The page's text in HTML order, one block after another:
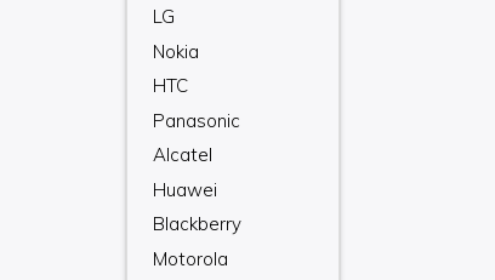
LG
Nokia
HTC
Panasonic
Alcatel
Huawei
Blackberry
Motorola